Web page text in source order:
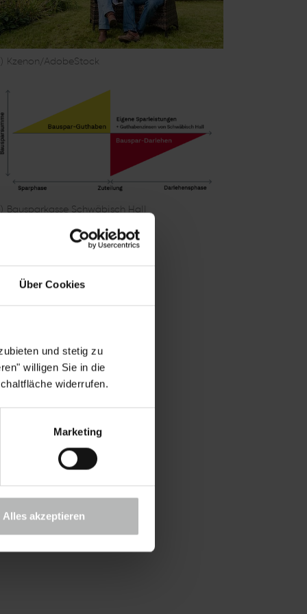
Über Cookies
und stetig zu
willigen Sie in die
widerrufen.
Marketing
Alles akzeptieren
Kzenon/AdobeStock
Bausparkasse Schwäbisch Hall